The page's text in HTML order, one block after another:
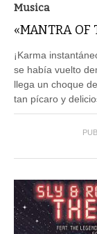
Musica
«MANTRA OF
¡Karma
se había vuelto
llega un choque
tan pícaro y